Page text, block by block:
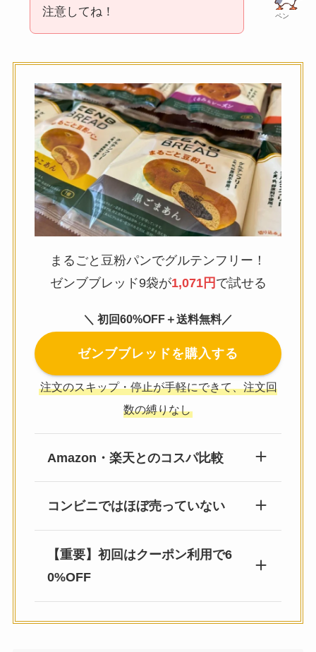
ペン
注意してね！
まるごと豆粉パンでグルテンフリー！
ゼンブブレッド9袋が1,071円 で試せる
＼ 初回60%OFF＋送料無料／
ゼンブブレッドを購入する
注文のスキップ・停止が手軽にできて、注文回
数の縛りなし
Amazon・楽天とのコスパ比較
コンビニではほぼ売っていない
【重要】初回はクーポン利用で6
0%OFF